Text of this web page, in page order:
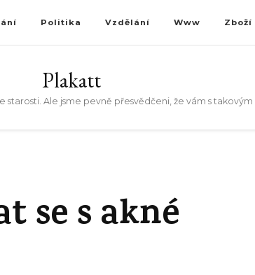
Politika Vzdělání Www Zboží
Plakatt
starosti. Ale jsme pevně přesvědčeni, že vám s
se s akné